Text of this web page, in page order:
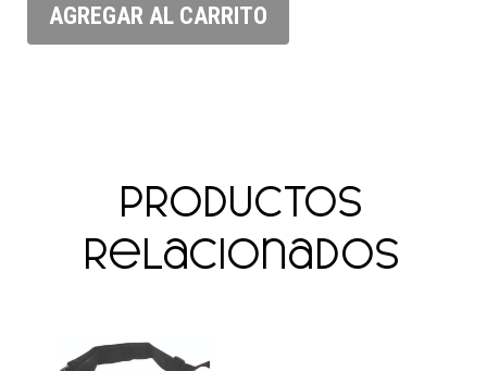
AGREGAR AL CARRITO
Productos
relacionados